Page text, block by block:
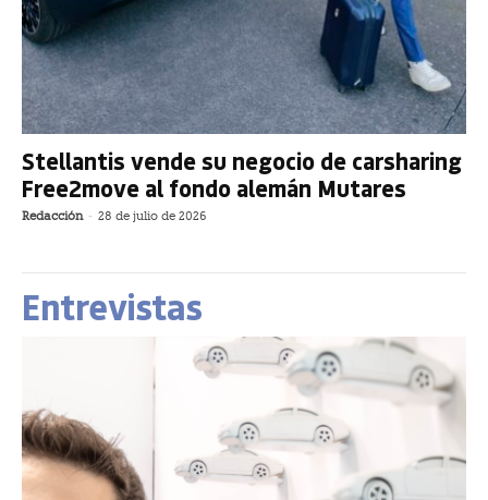
Stellantis vende su negocio de carsharing
Free2move al fondo alemán Mutares
Redacción - 28 de julio de 2026
Entrevistas